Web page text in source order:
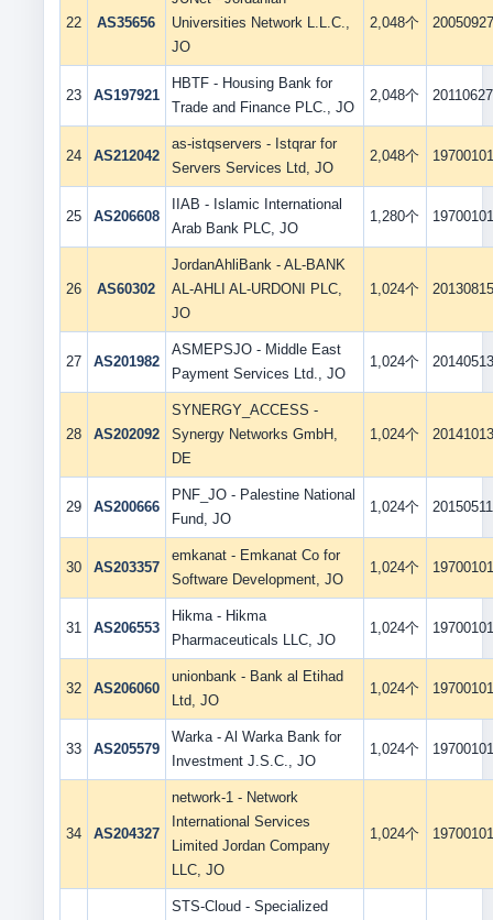
22 AS35656
Universities Network L.L.C.,
JO
2,048个 20050927
23 AS197921
HBTF - Housing Bank for
Trade and Finance PLC., JO
2,048个 20110627
24 AS212042
as-istqservers - Istqrar for
Servers Services Ltd, JO
2,048个 19700101
25 AS206608
IIAB - Islamic International
Arab Bank PLC, JO
1,280个 19700101
26 AS60302
JordanAhliBank - AL-BANK
AL-AHLI AL-URDONI PLC,
JO
1,024个 20130815
27 AS201982
ASMEPSJO - Middle East
Payment Services Ltd., JO
1,024个 20140513
28 AS202092
SYNERGY_ACCESS -
Synergy Networks GmbH,
DE
1,024个 20141013
29 AS200666
PNF_JO - Palestine National
Fund, JO
1,024个 20150511
30 AS203357
emkanat - Emkanat Co for
Software Development, JO
1,024个 19700101
31 AS206553
Hikma - Hikma
Pharmaceuticals LLC, JO
1,024个 19700101
32 AS206060
unionbank - Bank al Etihad
Ltd, JO
1,024个 19700101
33 AS205579
Warka - Al Warka Bank for
Investment J.S.C., JO
1,024个 19700101
34 AS204327
network-1 - Network
International Services
Limited Jordan Company
LLC, JO
1,024个 19700101
STS-Cloud - Specialized